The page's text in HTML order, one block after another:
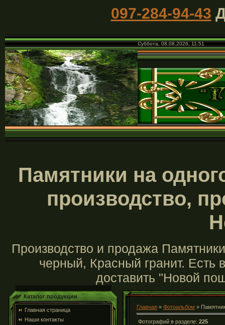
097-284-94-43
Суббота, 08.08.2026, 11:51
Памятники на
производство,
Производство и продажа
черный, Красный гранит. Есть
доставить "Новой
Каталог продукции
Главная страница
Наши контакты
Главная » Фотоальбом »
Фотографий в разделе: 225